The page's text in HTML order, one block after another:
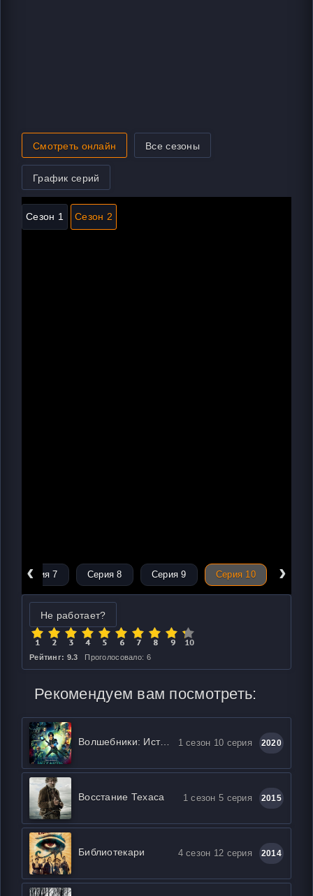
Смотреть онлайн Все сезоны
График серий
Сезон 1 Сезон 2
‹
Серия 7 Серия 8 Серия 9 Серия 10 ›
Не работает?
Рейтинг: 9.3 Проголосовало: 6
Рекомендуем вам посмотреть:
Волшебники: Истории Аркадии 1 сезон 10 серия 2020
Восстание Техаса 1 сезон 5 серия 2015
Библиотекари 4 сезон 12 серия 2014